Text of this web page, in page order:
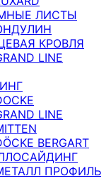
ЛИСТЫ
КРОВЛЯ
LINE
LINE
BERGART
ПРОФИЛЬ